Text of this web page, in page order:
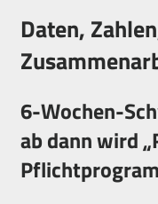
Daten,
6-Wochen-
ab dann wird